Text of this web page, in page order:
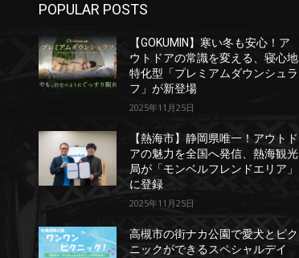
POPULAR POSTS
【GOKUMIN】寒い冬も安心！ア
ウトドアの常識を変える、寝心地
特化型「プレミアムダウンシュラ
フ」が新登場
2025年11月25日
【熱海市】静岡県唯一！アウトド
アの魅力を全国へ発信、熱海観光
局が「モンベルフレンドエリア」
に登録
2025年11月25日
高槻市の街ナカ公園で愛犬とピク
ニックができるスペシャルデイ